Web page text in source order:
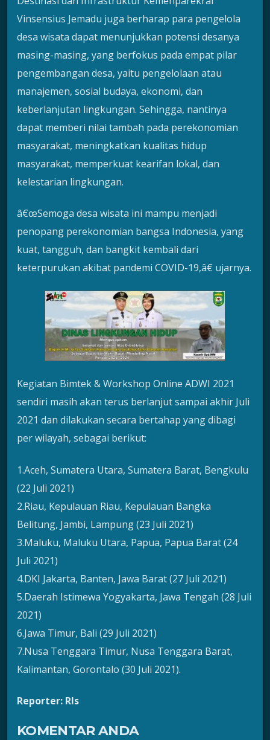
Vinsensius Jemadu juga berharap para pengelola
desa wisata dapat menunjukkan potensi desanya
masing-masing, yang berfokus pada empat pilar
pengembangan desa, yaitu pengelolaan atau
manajemen, sosial budaya, ekonomi, dan
keberlanjutan lingkungan. Sehingga, nantinya
dapat memberi nilai tambah pada perekonomian
masyarakat, meningkatkan kualitas hidup
masyarakat, memperkuat kearifan lokal, dan
kelestarian lingkungan.
â€œSemoga desa wisata ini mampu menjadi
penopang perekonomian bangsa Indonesia, yang
kuat, tangguh, dan bangkit kembali dari
keterpurukan akibat pandemi COVID-19,â€ ujarnya.
Kegiatan Bimtek & Workshop Online ADWI 2021
sendiri masih akan terus berlanjut sampai akhir Juli
2021 dan dilakukan secara bertahap yang dibagi
per wilayah, sebagai berikut:
1.Aceh, Sumatera Utara, Sumatera Barat, Bengkulu
(22 Juli 2021)
2.Riau, Kepulauan Riau, Kepulauan Bangka
Belitung, Jambi, Lampung (23 Juli 2021)
3.Maluku, Maluku Utara, Papua, Papua Barat (24
Juli 2021)
4.DKI Jakarta, Banten, Jawa Barat (27 Juli 2021)
5.Daerah Istimewa Yogyakarta, Jawa Tengah (28 Juli
2021)
6.Jawa Timur, Bali (29 Juli 2021)
7.Nusa Tenggara Timur, Nusa Tenggara Barat,
Kalimantan, Gorontalo (30 Juli 2021).
Reporter: Rls
KOMENTAR ANDA